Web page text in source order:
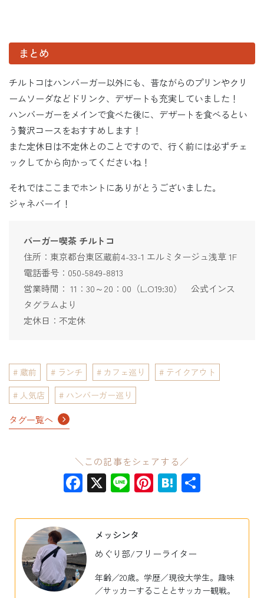
まとめ
チルトコはハンバーガー以外にも、昔ながらのプリンやクリ
ームソーダなどドリンク、デザートも充実していました！
ハンバーガーをメインで食べた後に、デザートを食べるとい
う贅沢コースをおすすめします！
また定休日は不定休とのことですので、行く前には必ずチェ
ックしてから向かってくださいね！
それではここまでホントにありがとうございました。
ジャネバーイ！
バーガー喫茶 チルトコ
住所：東京都台東区蔵前4-33-1 エルミタージュ浅草 1F
電話番号：050-5849-8813
営業時間： 11：30～20：00（L.O19:30） 公式インス
タグラムより
定休日：不定休
蔵前 ランチ カフェ巡り
テイクアウト
人気店
ハンバーガー巡り
タグ一覧へ
＼この記事をシェアする／
Facebook
X LinePinterest
Hatena
メッシンタ
めぐり部/フリーライター
年齢／20歳。学歴／現役大学生。趣味
／サッカーすることとサッカー観戦。